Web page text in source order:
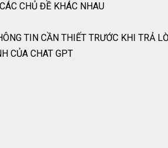
CHỦ ĐỀ KHÁC NHAU
TIN CẦN THIẾT TRƯỚC KHI TRẢ
CỦA CHAT GPT